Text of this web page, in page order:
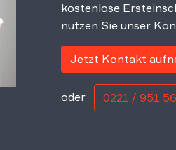
kostenlose
nutzen Sie unser
Jetzt Kontakt
oder 0221 / 951